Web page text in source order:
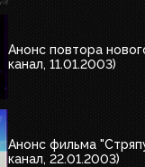
Анонс повтора
канал, 11.01.2003)
Анонс фильма
канал, 22.01.2003)